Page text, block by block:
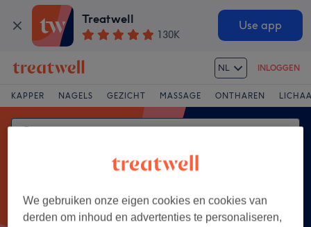
Treatwell
130K
Use app
NL INLOGGEN
KAPPER NAGELS GEZICHT MASSAGE ONTHAREN
We gebruiken onze eigen cookies en cookies van
derden om inhoud en advertenties te personaliseren,